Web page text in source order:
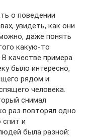
о поведении
увидеть, как они
даже понять
какую-то
качестве примера
было интересно,
рядом и
человека.
снимал
раз повторял одно
спит и
была разной: